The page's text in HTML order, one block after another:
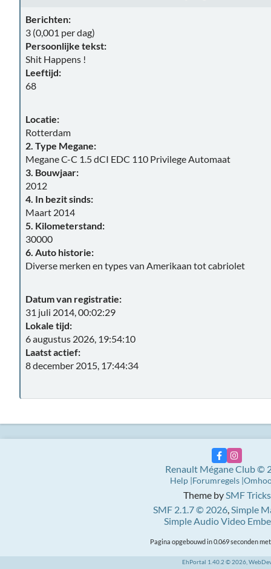
Berichten:
3 (0,001 per dag)
Persoonlijke tekst:
Shit Happens !
Leeftijd:
68
Locatie:
Rotterdam
2. Type Megane:
Megane C-C 1.5 dCI EDC 110 Privilege Automaat
3. Bouwjaar:
2012
4. In bezit sinds:
Maart 2014
5. Kilometerstand:
30000
6. Auto historie:
Diverse merken en types van Amerikaan tot cabriolet
Datum van registratie:
31 juli 2014, 00:02:29
Lokale tijd:
6 augustus 2026, 19:54:10
Laatst actief:
8 december 2015, 17:44:34
Theme bySMF Tricks
SMF 2.1.7 © 2026,Simple
Simple Audio Video
Renault Mégane Club ©
Help Forumregels
Pagina opgebouwd in 0.069 seconden
EhPortal 1.40.2 © 2026,